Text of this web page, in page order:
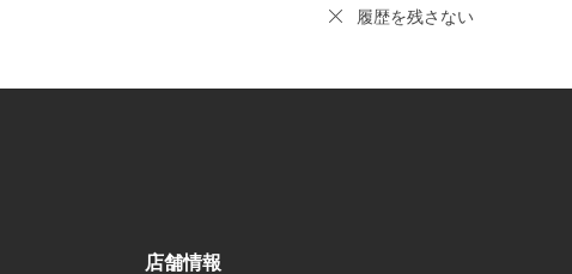
履歴を残さない
店舗情報